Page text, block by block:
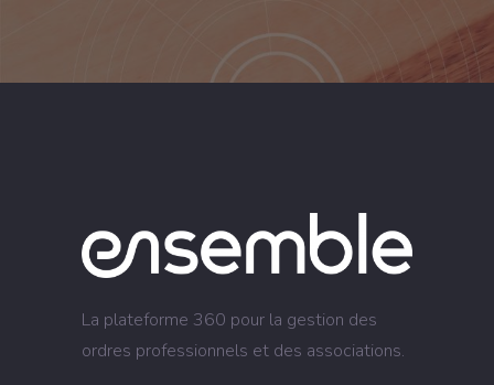
La plateforme 360 pour la gestion des
ordres professionnels et des associations.